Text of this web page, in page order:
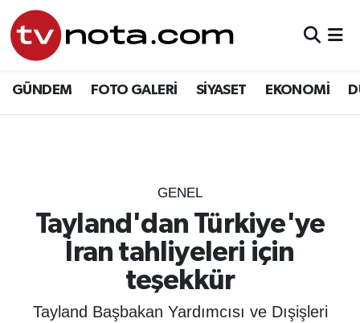
GÜNDEM FOTO GALERİ SİYASET EKONOMİ
GENEL
Tayland'dan Türkiye'ye
İran tahliyeleri için
teşekkür
Tayland Başbakan Yardımcısı ve Dışişleri
GÜNDEM
YURT
EĞİTİM
ÖZEL HABER
Hava Durumu
Son Dakika Haberleri
Haber Arşivi